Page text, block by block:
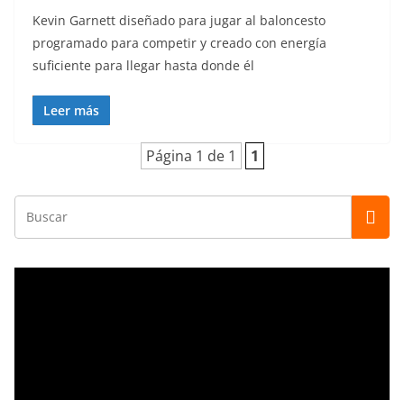
Kevin Garnett diseñado para jugar al baloncesto
programado para competir y creado con energía
suficiente para llegar hasta donde él
Leer más
Página 1 de 1 1